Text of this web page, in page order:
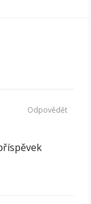
Odpovědět